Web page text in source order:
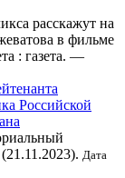
расскажут на
в фильме
: газета. —
Российской
Дата